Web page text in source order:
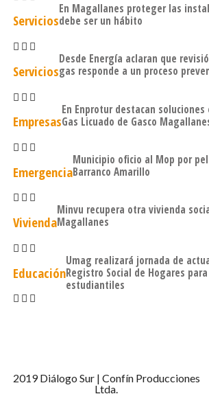
Servicios
En Magallanes proteger las
debe ser un hábito
Servicios
Desde Energía aclaran que
gas responde a un proceso
Empresas
En Enprotur destacan
Gas Licuado de Gasco
Emergencia
Municipio oficio al Mop por
Barranco Amarillo
Vivienda
Minvu recupera otra vivienda
Magallanes
Educación
Umag realizará jornada de
Registro Social de Hogares
estudiantiles
2019 Diálogo Sur | Confín Producciones
Ltda.